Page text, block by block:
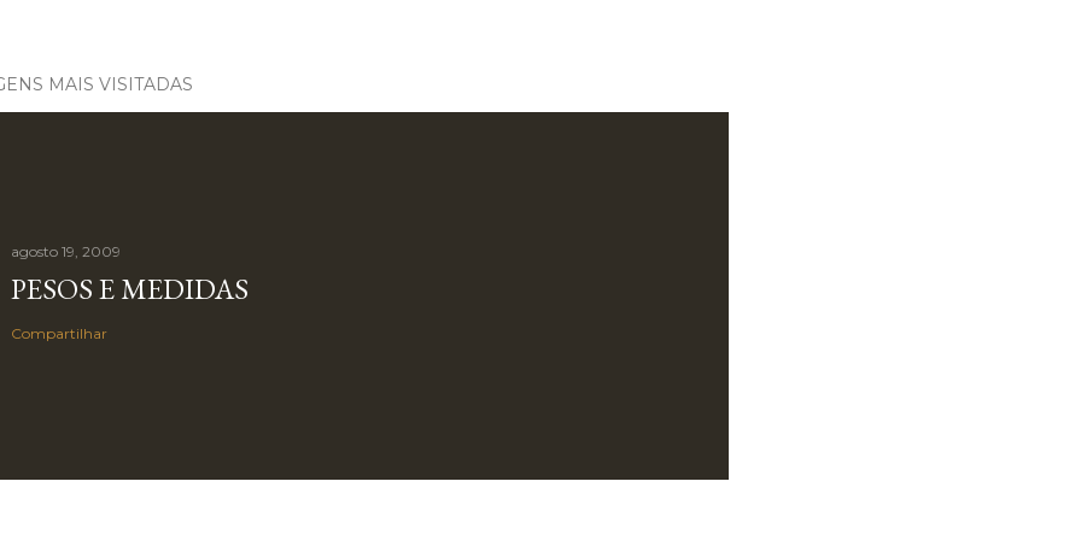
MAIS VISITADAS
agosto 19, 2009
PESOS E MEDIDAS
Compartilhar